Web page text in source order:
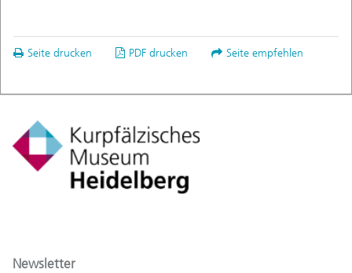
Seite drucken PDF drucken Seite empfehlen
Newsletter